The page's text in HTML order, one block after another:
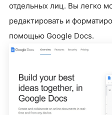
отдельных лиц. Вы легко
редактировать и
помощью Google Docs.